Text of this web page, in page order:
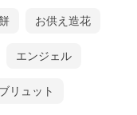
お供え造花
エンジェル
リュット